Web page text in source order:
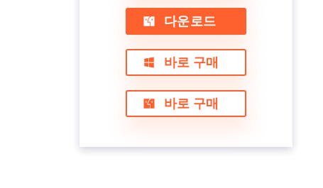
다운로드
바로 구매
바로 구매